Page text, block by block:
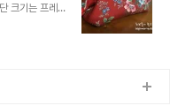
크기는 프레
배색4센티